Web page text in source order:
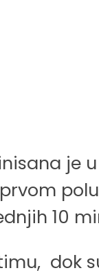
je
10
dok